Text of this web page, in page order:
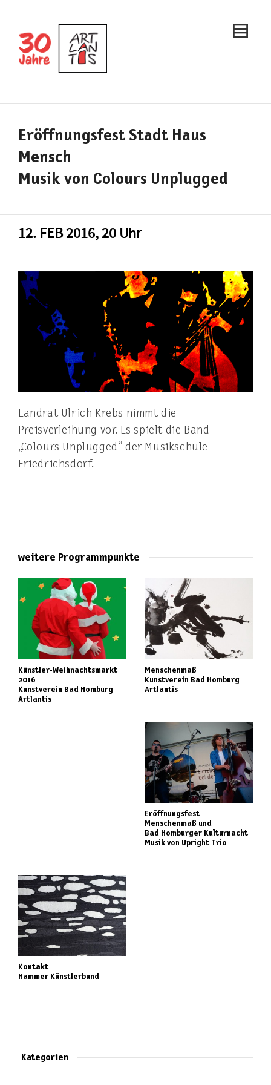
Eröffnungsfest Stadt Haus
Mensch
Musik von Colours Unplugged
12. FEB 2016, 20 Uhr
Landrat Ulrich Krebs nimmt die
Preisverleihung vor. Es spielt die Band
„Colours Unplugged“ der Musikschule
Friedrichsdorf.
weitere Programmpunkte
Künstler-Weihnachtsmarkt
2016
Kunstverein Bad Homburg
Artlantis
Menschenmaß
Kunstverein Bad Homburg
Artlantis
Eröffnungsfest
Menschenmaß und
Bad Homburger Kulturnacht
Musik von Upright Trio
Kontakt
Hammer Künstlerbund
Kategorien